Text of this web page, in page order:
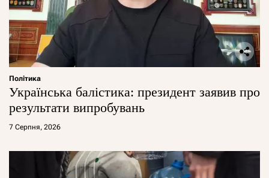
Політика
Українська балістика: президент заявив про
результати випробувань
7 Серпня, 2026